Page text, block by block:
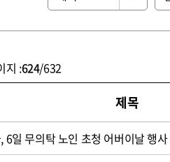
지 :624/632
제목
6일 무의탁 노인 초청 어버이날 행사